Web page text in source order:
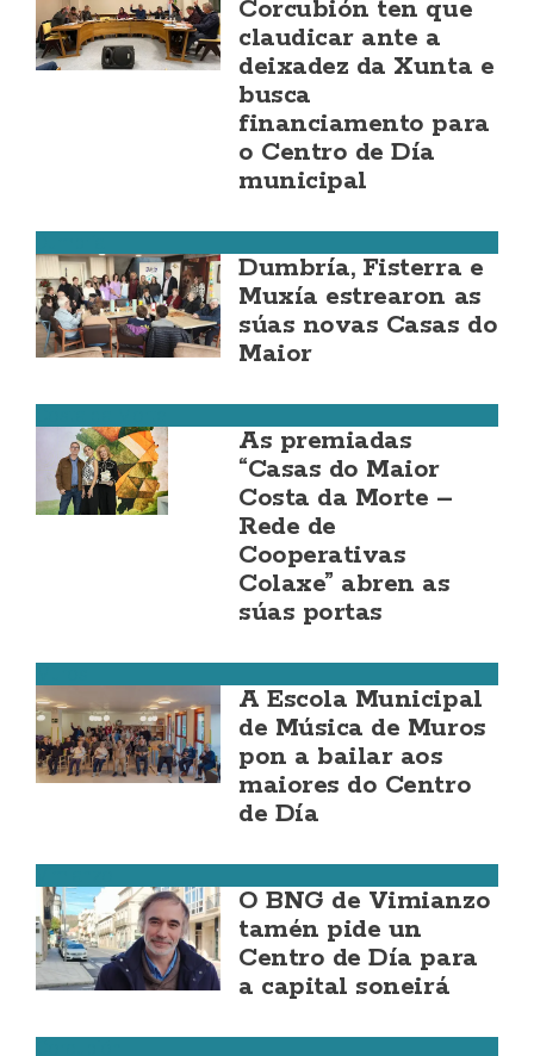
Corcubión ten que
claudicar ante a
deixadez da Xunta e
busca
financiamento para
o Centro de Día
municipal
Dumbría, Fisterra e
Muxía estrearon as
súas novas Casas do
Maior
As premiadas
“Casas do Maior
Costa da Morte –
Rede de
Cooperativas
Colaxe” abren as
súas portas
A Escola Municipal
de Música de Muros
pon a bailar aos
maiores do Centro
de Día
O BNG de Vimianzo
tamén pide un
Centro de Día para
a capital soneirá